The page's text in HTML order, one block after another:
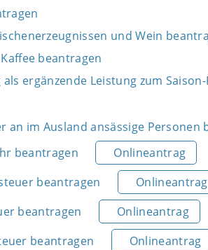
und Wein
beantragen
ergänzende Leistung zum
im Ausland ansässige Personen
beantragen
Onlineantrag
beantragen
Onlineantrag
beantragen
Onlineantrag
beantragen
Onlineantrag